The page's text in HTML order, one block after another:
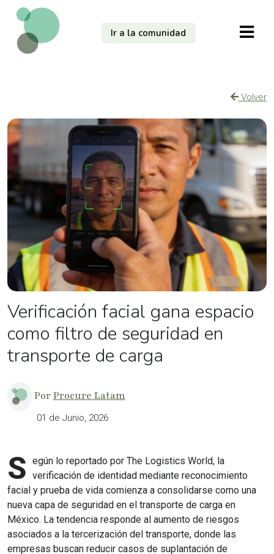
Ir a la comunidad
Volver
Verificación facial gana espacio
como filtro de seguridad en
transporte de carga
PorProcure Latam
01 de Junio, 2026
S egún lo reportado por The Logistics World, la
verificación de identidad mediante reconocimiento
facial y prueba de vida comienza a consolidarse como una
nueva capa de seguridad en el transporte de carga en
México. La tendencia responde al aumento de riesgos
asociados a la tercerización del transporte, donde las
empresas buscan reducir casos de suplantación de